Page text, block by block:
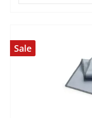
Sale